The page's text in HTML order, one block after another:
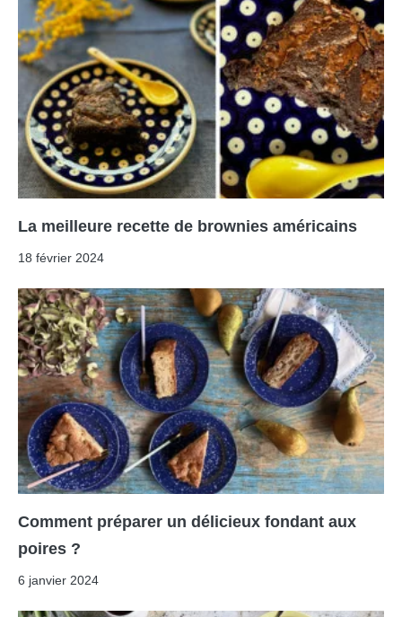
La meilleure recette de brownies américains
18 février 2024
Comment préparer un délicieux fondant aux
poires ?
6 janvier 2024